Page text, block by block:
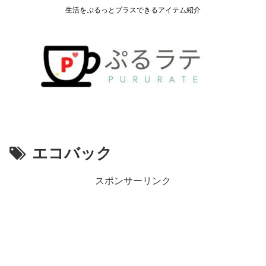
生活をぷるっとプラスできるアイテム紹介
エコバック
スポンサーリンク